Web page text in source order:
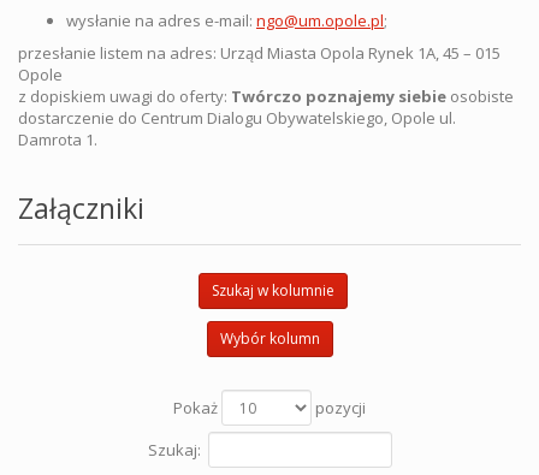
wysłanie na adres e-mail: ngo@um.opole.pl;
przesłanie listem na adres: Urząd Miasta Opola Rynek 1A, 45 – 015
Opole
z dopiskiem uwagi do oferty: Twórczo poznajemy siebie osobiste
dostarczenie do Centrum Dialogu Obywatelskiego, Opole ul.
Damrota 1.
Załączniki
Szukaj w kolumnie
Wybór kolumn
Pokaż
pozycji
Szukaj: